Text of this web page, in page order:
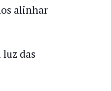
alinhar
das